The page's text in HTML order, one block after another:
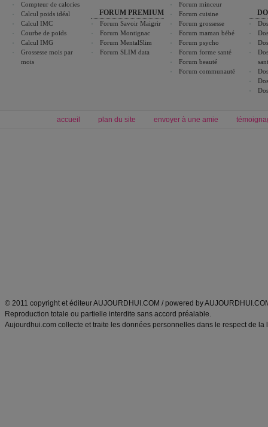
Compteur de calories
Calcul poids idéal
Calcul IMC
Courbe de poids
Calcul IMG
Grossesse mois par
mois
FORUM PREMIUM
Forum Savoir Maigrir
Forum Montignac
Forum MentalSlim
Forum SLIM data
Forum minceur
Forum cuisine
Forum grossesse
Forum maman bébé
Forum psycho
Forum forme santé
Forum beauté
Forum communauté
accueil plan du site envoyer à une amie
© 2011 copyright et éditeur AUJOURDHUI.COM / powered by
Reproduction totale ou partielle interdite sans accord préalable.
Aujourdhui.com collecte et traite les données personnelles dans le respect de